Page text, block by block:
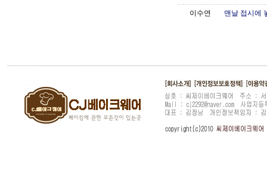
이수연 맨날 접시에